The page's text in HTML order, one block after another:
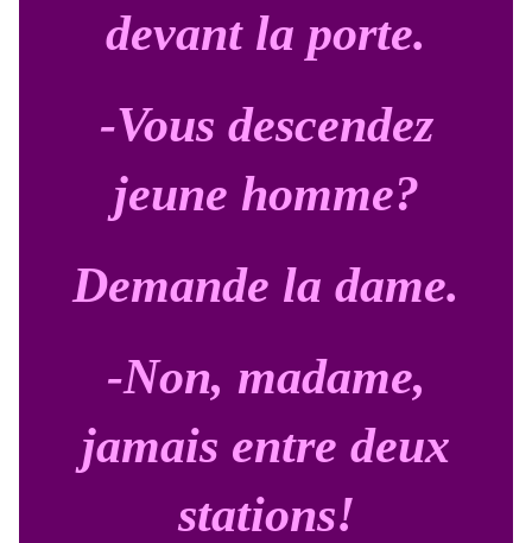
devant la porte.
-Vous descendez
jeune homme?
Demande la dame.
-Non, madame,
jamais entre deux
stations!